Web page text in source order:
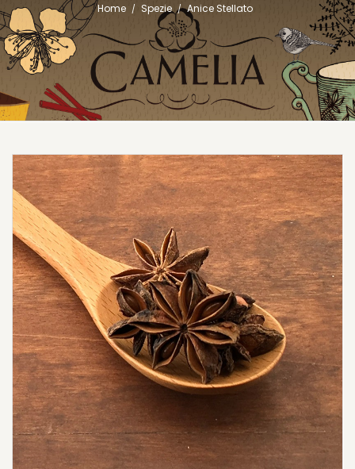
Home Spezie Anice Stellato